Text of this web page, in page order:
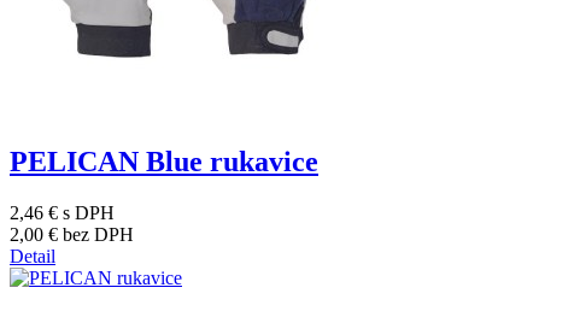
PELICAN Blue rukavice
2,46 € s DPH
2,00 € bez DPH
Detail